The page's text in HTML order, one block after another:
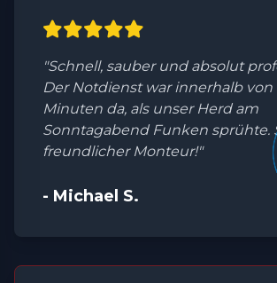
"Schnell, sauber und absolut
Der Notdienst war innerhalb von
Minuten da, als unser Herd am
Sonntagabend Funken sprühte.
freundlicher Monteur!"
- Michael S.